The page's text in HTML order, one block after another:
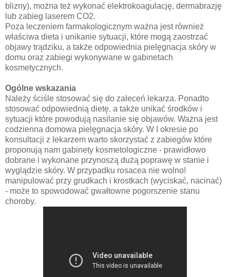
blizny), można też wykonać elektrokoagulację, dermabrazję
lub zabieg laserem CO2.
Poza leczeniem farmakologicznym ważna jest również
właściwa dieta i unikanie sytuacji, które mogą zaostrzać
objawy trądziku, a także odpowiednia pielęgnacja skóry w
domu oraz zabiegi wykonywane w gabinetach
kosmetycznych.
Ogólne wskazania
Należy ściśle stosować się do zaleceń lekarza. Ponadto
stosować odpowiednią dietę, a także unikać środków i
sytuacji które powodują nasilanie się objawów. Ważna jest
codzienna domowa pielęgnacja skóry. W I okresie po
konsultacji z lekarzem warto skorzystać z zabiegów które
proponują nam gabinety kosmetologiczne - prawidłowo
dobrane i wykonane przynoszą dużą poprawę w stanie i
wyglądzie skóry. W przypadku rosacea nie wolno!
manipulować przy grudkach i krostkach (wyciskać, nacinać)
- może to spowodować gwałtowne pogorszenie stanu
choroby.